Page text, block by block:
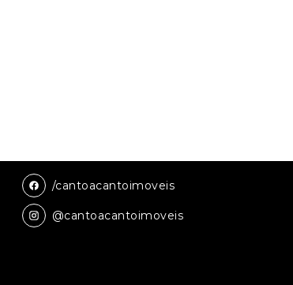
/cantoacantoimoveis
@cantoacantoimoveis